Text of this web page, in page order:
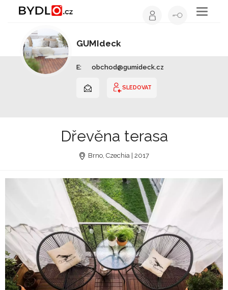
Toggle
GUMIdeck
E: obchod@gumideck.cz
SLEDOVAT
Dřevěna terasa
Brno, Czechia | 2017